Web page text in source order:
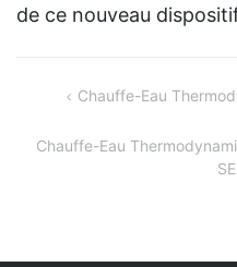
de ce nouveau
Navigation
Chauffe-Eau
Chauffe-Eau